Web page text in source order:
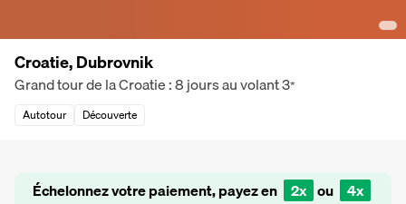
Croatie, Dubrovnik
Grand tour de la Croatie : 8 jours au volant3*
Autotour Découverte
Échelonnez votre paiement, payez en 2x ou 4x